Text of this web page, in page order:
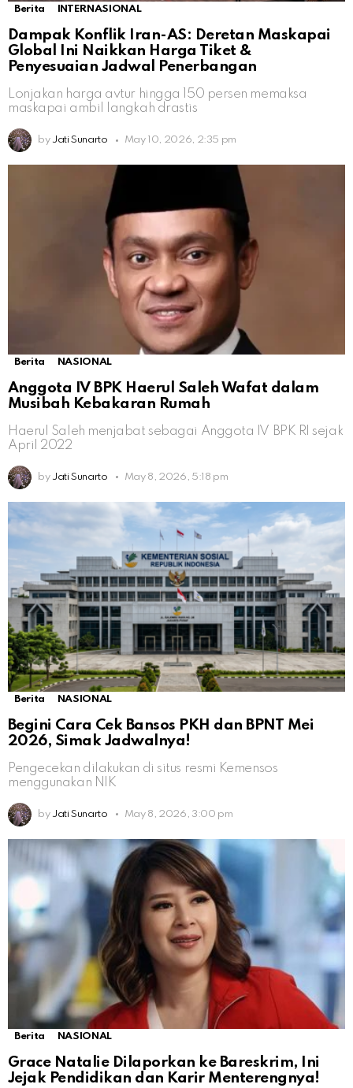
Berita INTERNASIONAL
Dampak Konflik Iran-AS: Deretan Maskapai
Global Ini Naikkan Harga Tiket &
Penyesuaian Jadwal Penerbangan
Lonjakan harga avtur hingga 150 persen memaksa
maskapai ambil langkah drastis
by Jati Sunarto May 10, 2026, 2:35 pm
Berita NASIONAL
Anggota IV BPK Haerul Saleh Wafat dalam
Musibah Kebakaran Rumah
Haerul Saleh menjabat sebagai Anggota IV BPK RI sejak
April 2022
by Jati Sunarto May 8, 2026, 5:18 pm
Berita NASIONAL
Begini Cara Cek Bansos PKH dan BPNT Mei
2026, Simak Jadwalnya!
Pengecekan dilakukan di situs resmi Kemensos
menggunakan NIK
by Jati Sunarto May 8, 2026, 3:00 pm
Berita NASIONAL
Grace Natalie Dilaporkan ke Bareskrim, Ini
Jejak Pendidikan dan Karir Menterengnya!